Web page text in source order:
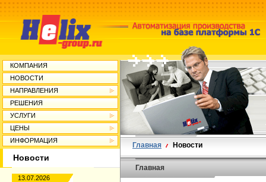
КОМПАНИЯ
НОВОСТИ
НАПРАВЛЕНИЯ
РЕШЕНИЯ
УСЛУГИ
ЦЕНЫ
ИНФОРМАЦИЯ
Новости
13.07.2026
Главная Новости
Главная